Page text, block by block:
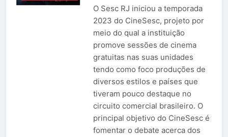
O Sesc RJ iniciou a temporada
2023 do CineSesc, projeto por
meio do qual a instituição
promove sessões de cinema
gratuitas nas suas unidades
tendo como foco produções de
diversos estilos e países que
tiveram pouco destaque no
circuito comercial brasileiro. O
principal objetivo do CineSesc é
fomentar o debate acerca dos